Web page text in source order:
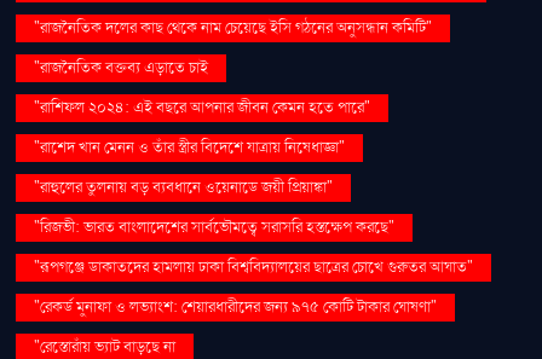
"রাজনৈতিক দলের কাছ থেকে নাম চেয়েছে ইসি গঠনের অনুসন্ধান কমিটি"
"রাজনৈতিক বক্তব্য এড়াতে চাই
"রাশিফল ২০২৪: এই বছরে আপনার জীবন কেমন হতে পারে"
"রাশেদ খান মেনন ও তাঁর স্ত্রীর বিদেশে যাত্রায় নিষেধাজ্ঞা"
"রাহুলের তুলনায় বড় ব্যবধানে ওয়েনাডে জয়ী প্রিয়াঙ্কা"
"রিজভী: ভারত বাংলাদেশের সার্বভৌমত্বে সরাসরি হস্তক্ষেপ করছে"
"রূপগঞ্জে ডাকাতদের হামলায় ঢাকা বিশ্ববিদ্যালয়ের ছাত্রের চোখে গুরুতর আঘাত"
"রেকর্ড মুনাফা ও লভ্যাংশ: শেয়ারধারীদের জন্য ৯৭৫ কোটি টাকার ঘোষণা"
"রেস্তোরাঁয় ভ্যাট বাড়ছে না